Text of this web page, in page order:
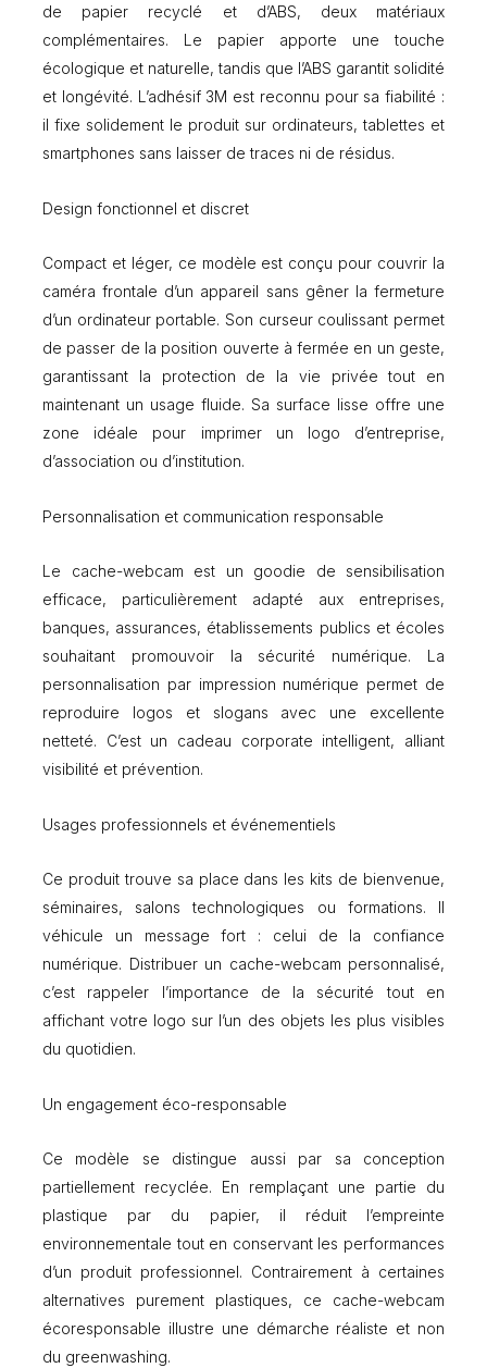
de papier recyclé et d’ABS, deux matériaux
complémentaires. Le papier apporte une touche
écologique et naturelle, tandis que l’ABS garantit solidité
et longévité. L’adhésif 3M est reconnu pour sa fiabilité :
il fixe solidement le produit sur ordinateurs, tablettes et
smartphones sans laisser de traces ni de résidus.
Design fonctionnel et discret
Compact et léger, ce modèle est conçu pour couvrir la
caméra frontale d’un appareil sans gêner la fermeture
d’un ordinateur portable. Son curseur coulissant permet
de passer de la position ouverte à fermée en un geste,
garantissant la protection de la vie privée tout en
maintenant un usage fluide. Sa surface lisse offre une
zone idéale pour imprimer un logo d’entreprise,
d’association ou d’institution.
Personnalisation et communication responsable
Le cache-webcam est un goodie de sensibilisation
efficace, particulièrement adapté aux entreprises,
banques, assurances, établissements publics et écoles
souhaitant promouvoir la sécurité numérique. La
personnalisation par impression numérique permet de
reproduire logos et slogans avec une excellente
netteté. C’est un cadeau corporate intelligent, alliant
visibilité et prévention.
Usages professionnels et événementiels
Ce produit trouve sa place dans les kits de bienvenue,
séminaires, salons technologiques ou formations. Il
véhicule un message fort : celui de la confiance
numérique. Distribuer un cache-webcam personnalisé,
c’est rappeler l’importance de la sécurité tout en
affichant votre logo sur l’un des objets les plus visibles
du quotidien.
Un engagement éco-responsable
Ce modèle se distingue aussi par sa conception
partiellement recyclée. En remplaçant une partie du
plastique par du papier, il réduit l’empreinte
environnementale tout en conservant les performances
d’un produit professionnel. Contrairement à certaines
alternatives purement plastiques, ce cache-webcam
écoresponsable illustre une démarche réaliste et non
du greenwashing.